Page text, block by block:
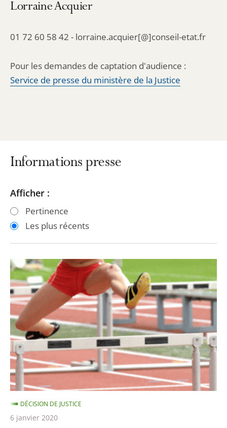
Lorraine Acquier
01 72 60 58 42 - lorraine.acquier[@]conseil-etat.fr
Pour les demandes de captation d'audience :
Service de presse du ministère de la Justice
Informations presse
Passer
les
filtres
après
Passer
les
filtres
avant
Afficher :
Pertinence
Les plus récents
Le
Conseil
d’État
rejette
le
recours
de
l’athlète
Ophélie
Claude-
Boxberger
contre
DÉCISION DE JUSTICE
6 janvier 2020